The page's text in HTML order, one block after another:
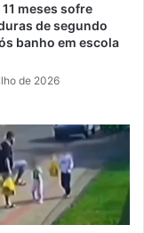
11 meses sofre
de segundo
banho em escola
de 2026